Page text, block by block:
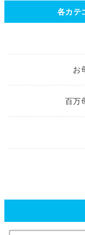
各カテ
お
百万